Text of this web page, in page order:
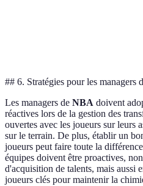
## 6. Stratégies pour les managers
Les managers de NBA doivent
réactives lors de la gestion des
ouvertes avec les joueurs sur leurs
sur le terrain. De plus, établir un
joueurs peut faire toute la
équipes doivent être proactives,
d'acquisition de talents, mais aussi
joueurs clés pour maintenir la